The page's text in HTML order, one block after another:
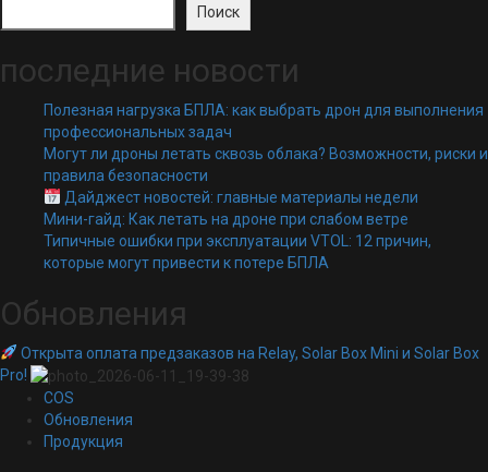
Поиск
последние новости
Полезная нагрузка БПЛА: как выбрать дрон для выполнения
профессиональных задач
Могут ли дроны летать сквозь облака? Возможности, риски и
правила безопасности
Дайджест новостей: главные материалы недели
Мини-гайд: Как летать на дроне при слабом ветре
Типичные ошибки при эксплуатации VTOL: 12 причин,
которые могут привести к потере БПЛА
Обновления
Открыта оплата предзаказов на Relay, Solar Box Mini и Solar Box
Pro!
COS
Обновления
Продукция